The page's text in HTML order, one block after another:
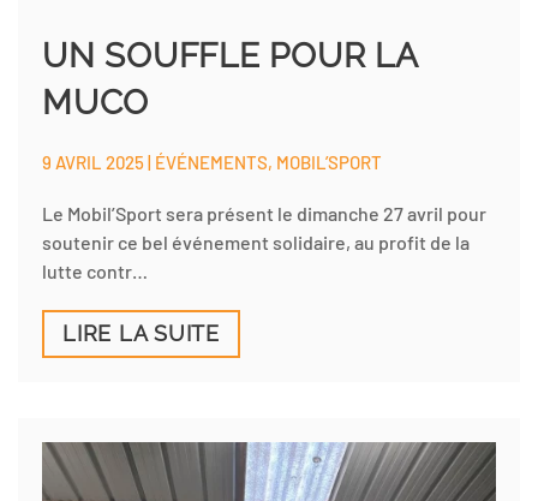
UN SOUFFLE POUR LA
MUCO
9 AVRIL 2025 | ÉVÉNEMENTS, MOBIL’SPORT
Le Mobil’Sport sera présent le dimanche 27 avril pour
soutenir ce bel événement solidaire, au profit de la
lutte contr…
LIRE LA SUITE